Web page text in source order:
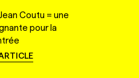
Coutu = une
pour la